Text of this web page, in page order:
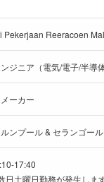
Pekerjaan Reeracoen
ジニア（電気/電子/半導
ーカー
ンプール & セランゴール
17:40
日土曜日勤務が発生しま